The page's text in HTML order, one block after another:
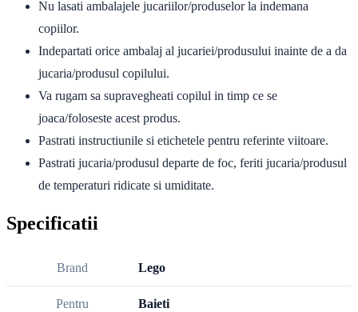
Nu lasati ambalajele jucariilor/produselor la indemana
copiilor.
Indepartati orice ambalaj al jucariei/produsului inainte de a da
jucaria/produsul copilului.
Va rugam sa supravegheati copilul in timp ce se
joaca/foloseste acest produs.
Pastrati instructiunile si etichetele pentru referinte viitoare.
Pastrati jucaria/produsul departe de foc, feriti jucaria/produsul
de temperaturi ridicate si umiditate.
Specificatii
Brand Lego
Pentru Baieti